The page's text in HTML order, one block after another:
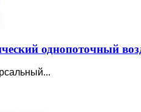
однопоточный